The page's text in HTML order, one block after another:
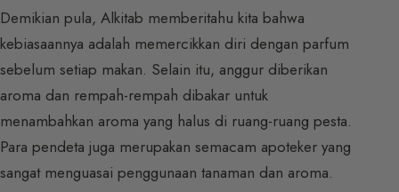
Demikian pula, Alkitab memberitahu kita bahwa
kebiasaannya adalah memercikkan diri dengan parfum
sebelum setiap makan. Selain itu, anggur diberikan
aroma dan rempah-rempah dibakar untuk
menambahkan aroma yang halus di ruang-ruang pesta.
Para pendeta juga merupakan semacam apoteker yang
sangat menguasai penggunaan tanaman dan aroma.